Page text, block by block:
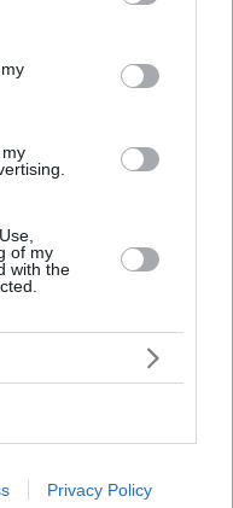
its third-party tags to
in below Google
of my
with the
Privacy Policy
χωρίς να
– Οι 8